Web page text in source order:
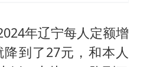
年辽宁每人定额增
到了27元，和本人